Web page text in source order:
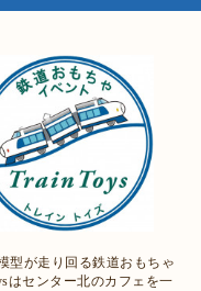
型が走り回る鉄道おもちゃ
はセンター北のカフェを一